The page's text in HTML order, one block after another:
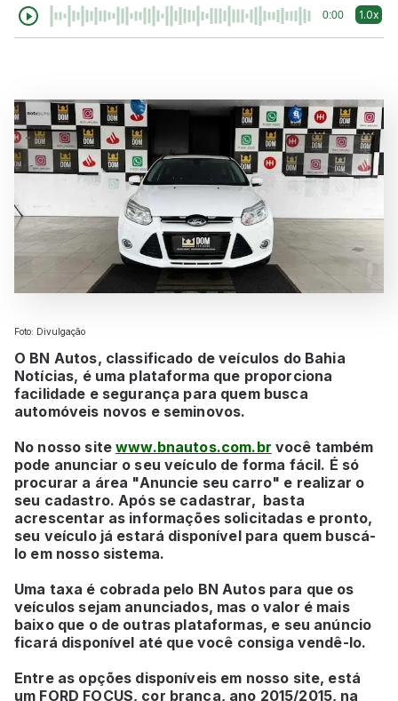
0:00 1.0x
Foto: Divulgação
O BN Autos, classificado de veículos do Bahia
Notícias, é uma plataforma que proporciona
facilidade e segurança para quem busca
automóveis novos e seminovos.
No nosso sitewww.bnautos.com.br você também
pode anunciar o seu veículo de forma fácil. É só
procurar a área "Anuncie seu carro" e realizar o
seu cadastro. Após se cadastrar, basta
acrescentar as informações solicitadas e pronto,
seu veículo já estará disponível para quem buscá-
lo em nosso sistema.
Uma taxa é cobrada pelo BN Autos para que os
veículos sejam anunciados, mas o valor é mais
baixo que o de outras plataformas, e seu anúncio
ficará disponível até que você consiga vendê-lo.
Entre as opções disponíveis em nosso site, está
um FORD FOCUS, cor branca, ano 2015/2015, na